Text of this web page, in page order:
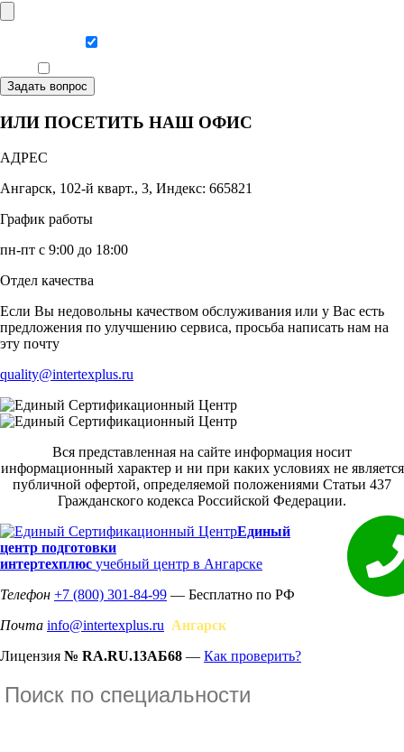
Задать вопрос
ИЛИ ПОСЕТИТЬ НАШ ОФИС
АДРЕС
Ангарск, 102-й кварт., 3, Индекс: 665821
График работы
пн-пт с 9:00 до 18:00
Отдел качества
Если Вы недовольны качеством обслуживания или у Вас есть
предложения по улучшению сервиса, просьба написать нам на
эту почту
quality@intertexplus.ru
Вся представленная на сайте информация носит
информационный характер и ни при каких условиях не является
публичной офертой, определяемой положениями Статьи 437
Гражданского кодекса Российской Федерации.
Единый
центр подготовки
интертехплюс учебный центр в Ангарске
Телефон +7 (800) 301-84-99 — Бесплатно по РФ
Почта info@intertexplus.ru Ангарск
Лицензия № RA.RU.13АБ68 — Как проверить?